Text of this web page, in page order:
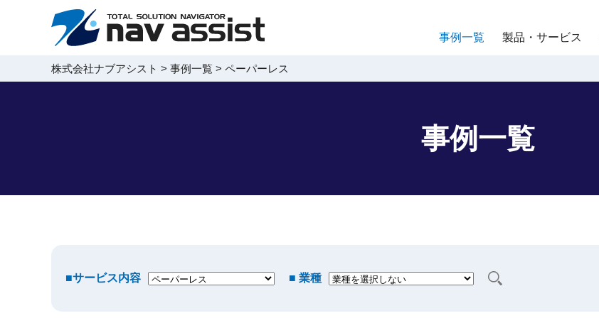
事例一覧 製品・サービス
株式会社ナブアシスト > 事例一覧 > ペーパーレス
事例一覧
サービス内容 業種